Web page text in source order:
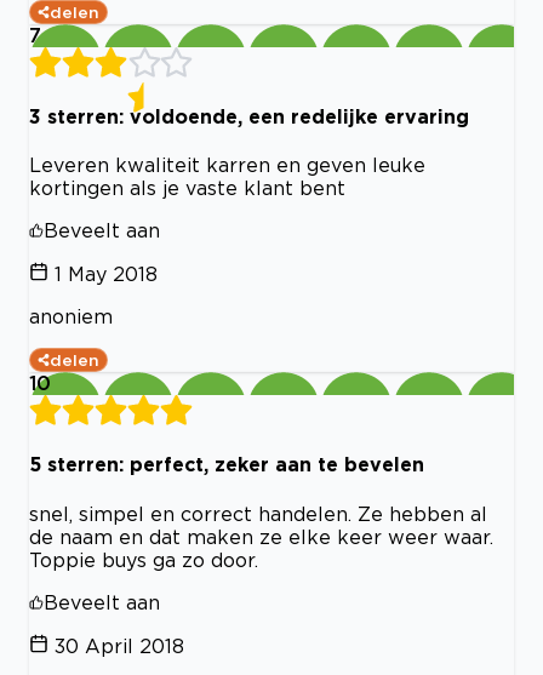
delen
7
3 sterren: voldoende, een redelijke ervaring
Leveren kwaliteit karren en geven leuke
kortingen als je vaste klant bent
Beveelt aan
1 May 2018
anoniem
delen
10
5 sterren: perfect, zeker aan te bevelen
snel, simpel en correct handelen. Ze hebben al
de naam en dat maken ze elke keer weer waar.
Toppie buys ga zo door.
Beveelt aan
30 April 2018